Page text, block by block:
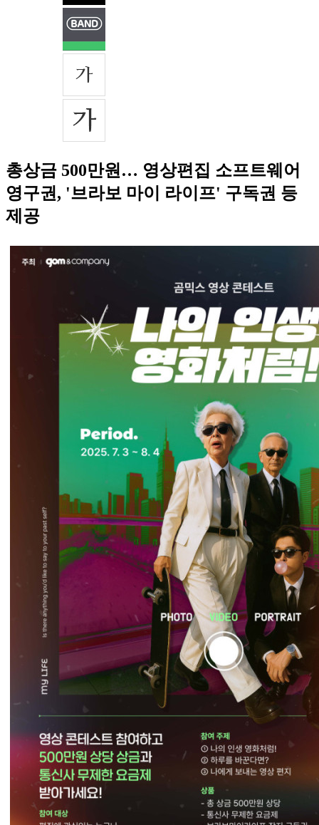
총상금 500만원… 영상편집 소프트웨어
영구권, '브라보 마이 라이프' 구독권 등
제공